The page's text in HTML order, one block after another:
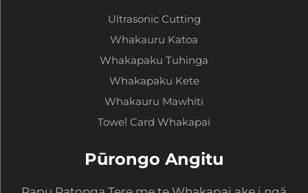
Ultrasonic Cutting
Whakauru Katoa
Whakapaku Tuhinga
Whakapaku Kete
Whakauru Mawhiti
Towel Card Whakapai
Pūrongo Angitu